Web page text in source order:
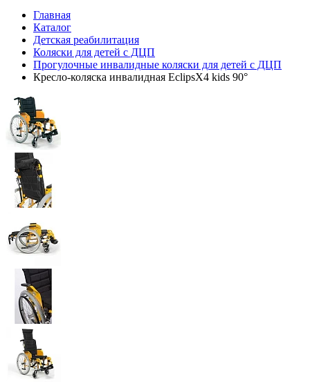
Главная
Каталог
Детская реабилитация
Коляски для детей с ДЦП
Прогулочные инвалидные коляски для детей с ДЦП
Кресло-коляска инвалидная EclipsX4 kids 90°